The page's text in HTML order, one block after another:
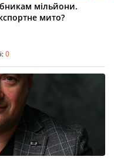
мільйони.
мито?
0